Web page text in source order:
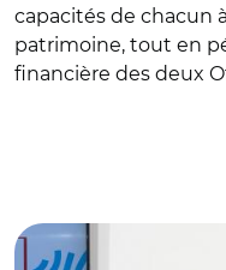
capacités de chacun
patrimoine, tout en
financière des deux